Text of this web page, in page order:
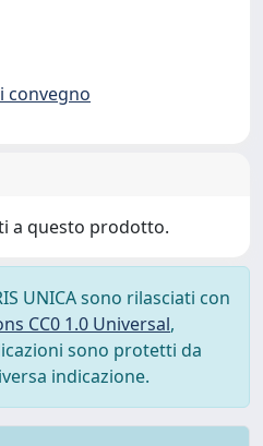
convegno
a questo prodotto.
UNICA sono rilasciati con
CC0 1.0 Universal,
sono protetti da
indicazione.